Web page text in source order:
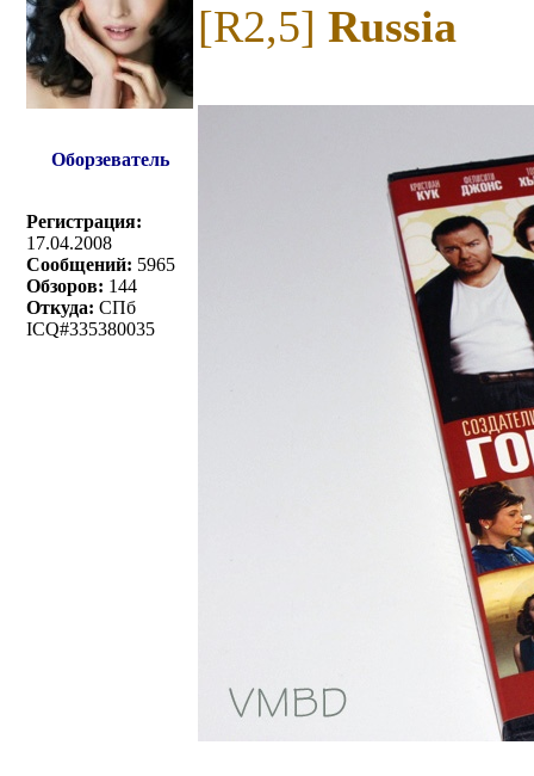
Оборзеватель
Регистрация:
17.04.2008
Сообщений: 5965
Обзоров: 144
Откуда: СПб
ICQ#335380035
[R2,5] Russia